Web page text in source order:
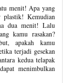
menit! Apa yang
plastik! Kemudian
dua menit! Lalu
kamu rasakan?
apakah kamu
terjadi gesekan
kedua telapak
menimbulkan